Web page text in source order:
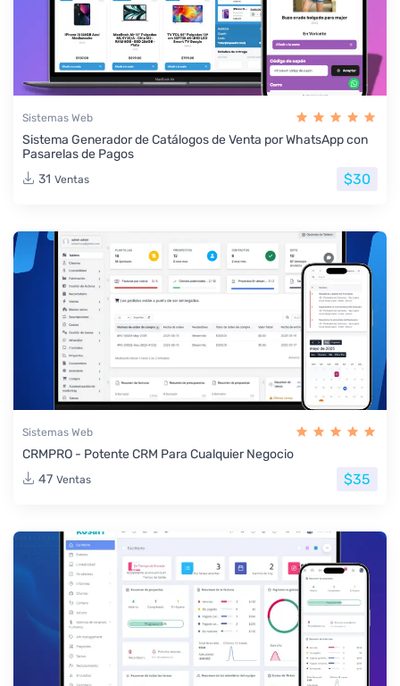
Sistemas Web
Sistema Generador de Catálogos de Venta por WhatsApp con
Pasarelas de Pagos
31 Ventas $30
Sistemas Web
CRMPRO - Potente CRM Para Cualquier Negocio
47 Ventas $35